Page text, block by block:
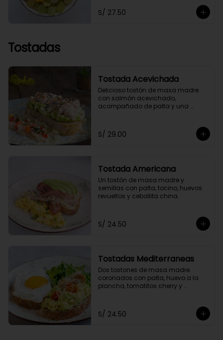
S/ 27.50
Tostadas
Tostada Acevichada
Delicioso tostón de masa madre
con salmón acevichado,
acompañado de palta y una
salsa acevichada a nuestro estilo
saludable.
S/ 29.00
Tostada Americana
Un tostón de masa madre y
semillas con palta, tocino, huevos
revueltos y cebollita china.
S/ 24.50
Tostadas Mediterraneas
Dos tostones de masa madre
coronados con palta, huevo a la
plancha, tomatitos cherry y
S/ 24.50